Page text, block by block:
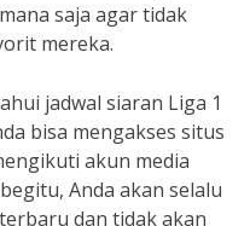
saja agar tidak
mereka.
jadwal siaran Liga 1
bisa mengakses situs
akun media
Anda akan selalu
dan tidak akan